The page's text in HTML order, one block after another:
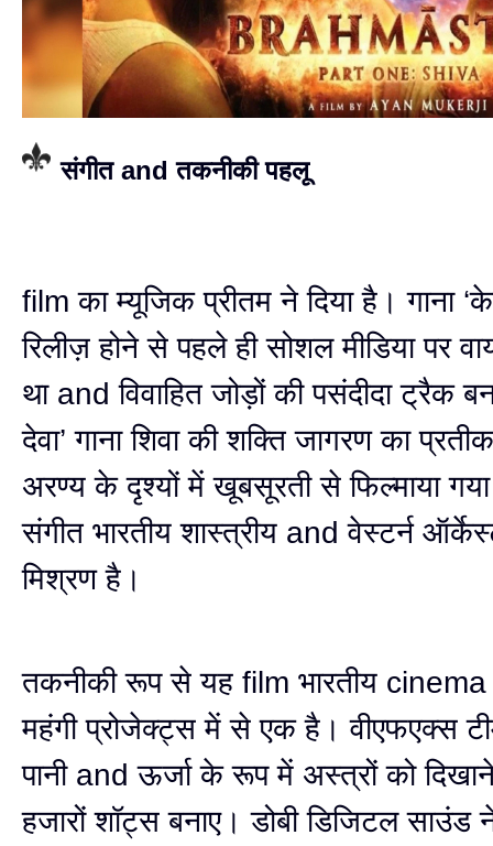
संगीत and तकनीकी पहलू
film का म्यूजिक प्रीतम ने दिया है। गाना
रिलीज़ होने से पहले ही सोशल मीडिया पर
था and विवाहित जोड़ों की पसंदीदा ट्रैक
देवा’ गाना शिवा की शक्ति जागरण का
अरण्य के दृश्यों में खूबसूरती से फिल्माया
संगीत भारतीय शास्त्रीय and वेस्टर्न
मिश्रण है।
तकनीकी रूप से यह film भारतीय
महंगी प्रोजेक्ट्स में से एक है। वीएफएक्स
पानी and ऊर्जा के रूप में अस्त्रों को
हजारों शॉट्स बनाए। डोबी डिजिटल साउंड